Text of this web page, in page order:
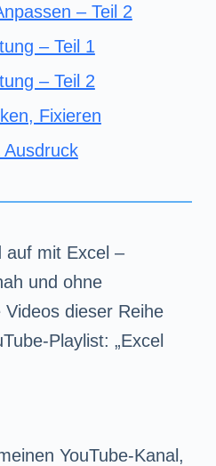
– Teil 2
– Teil 1
– Teil 2
Fixieren
Ausdruck
auf mit Excel –
und ohne
Videos dieser Reihe
Playlist: „Excel
YouTube-Kanal,